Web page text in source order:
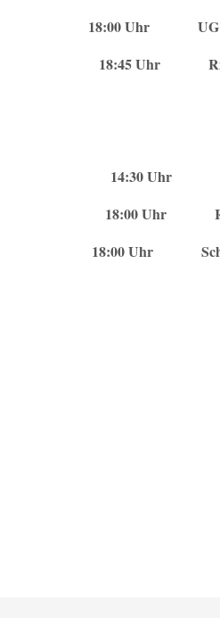
18:00 Uhr
Uhr
Uhr
Uhr
18:00 Uhr